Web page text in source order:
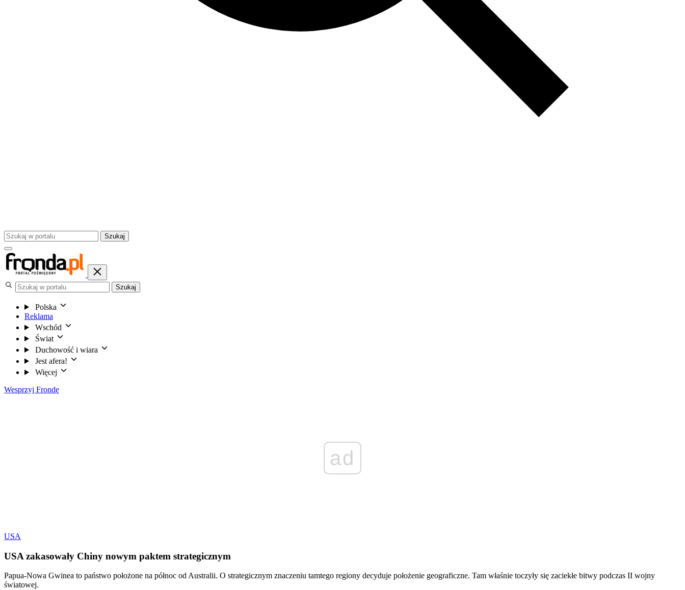
Szukaj
Szukaj
Polska
Reklama
Wschód
Świat
Duchowość i wiara
Jest afera!
Więcej
Wesprzyj Frondę
ad
USA
USA zakasowały Chiny nowym paktem strategicznym
Papua-Nowa Gwinea to państwo położone na północ od Australii. O strategicznym znaczeniu tamtego regiony decyduje położenie geograficzne. Tam właśnie toczyły się zaciekłe bitwy podczas II wojny
światowej.